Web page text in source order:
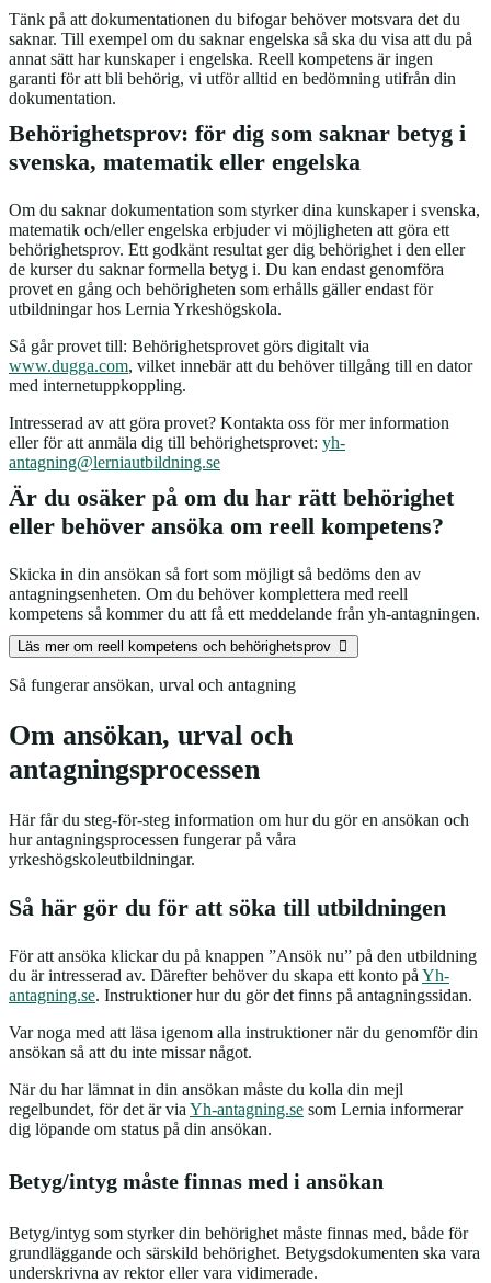
Tänk på att dokumentationen du bifogar behöver motsvara det du
saknar. Till exempel om du saknar engelska så ska du visa att du på
annat sätt har kunskaper i engelska. Reell kompetens är ingen
garanti för att bli behörig, vi utför alltid en bedömning utifrån din
dokumentation.
Behörighetsprov: för dig som saknar betyg i
svenska, matematik eller engelska
Om du saknar dokumentation som styrker dina kunskaper i svenska,
matematik och/eller engelska erbjuder vi möjligheten att göra ett
behörighetsprov. Ett godkänt resultat ger dig behörighet i den eller
de kurser du saknar formella betyg i. Du kan endast genomföra
provet en gång och behörigheten som erhålls gäller endast för
utbildningar hos Lernia Yrkeshögskola.
Så går provet till: Behörighetsprovet görs digitalt via
www.dugga.com, vilket innebär att du behöver tillgång till en dator
med internetuppkoppling.
Intresserad av att göra provet? Kontakta oss för mer information
eller för att anmäla dig till behörighetsprovet: yh-
antagning@lerniautbildning.se
Är du osäker på om du har rätt behörighet
eller behöver ansöka om reell kompetens?
Skicka in din ansökan så fort som möjligt så bedöms den av
antagningsenheten. Om du behöver komplettera med reell
kompetens så kommer du att få ett meddelande från yh-antagningen.
Läs mer om reell kompetens och behörighetsprov
Så fungerar ansökan, urval och antagning
Om ansökan, urval och
antagningsprocessen
Här får du steg-för-steg information om hur du gör en ansökan och
hur antagningsprocessen fungerar på våra
yrkeshögskoleutbildningar.
Så här gör du för att söka till utbildningen
För att ansöka klickar du på knappen ”Ansök nu” på den utbildning
du är intresserad av. Därefter behöver du skapa ett konto på Yh-
antagning.se. Instruktioner hur du gör det finns på antagningssidan.
Var noga med att läsa igenom alla instruktioner när du genomför din
ansökan så att du inte missar något.
När du har lämnat in din ansökan måste du kolla din mejl
regelbundet, för det är via Yh-antagning.se som Lernia informerar
dig löpande om status på din ansökan.
Betyg/intyg måste finnas med i ansökan
Betyg/intyg som styrker din behörighet måste finnas med, både för
grundläggande och särskild behörighet. Betygsdokumenten ska vara
underskrivna av rektor eller vara vidimerade.